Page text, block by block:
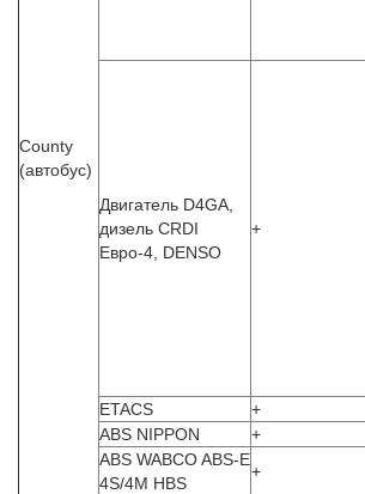
County
(автобус)
Двигатель D4GA,
дизель CRDI
Евро-4, DENSO
+
ETACS +
ABS NIPPON
+
ABS WABCO ABS-E
4S/4M HBS
+